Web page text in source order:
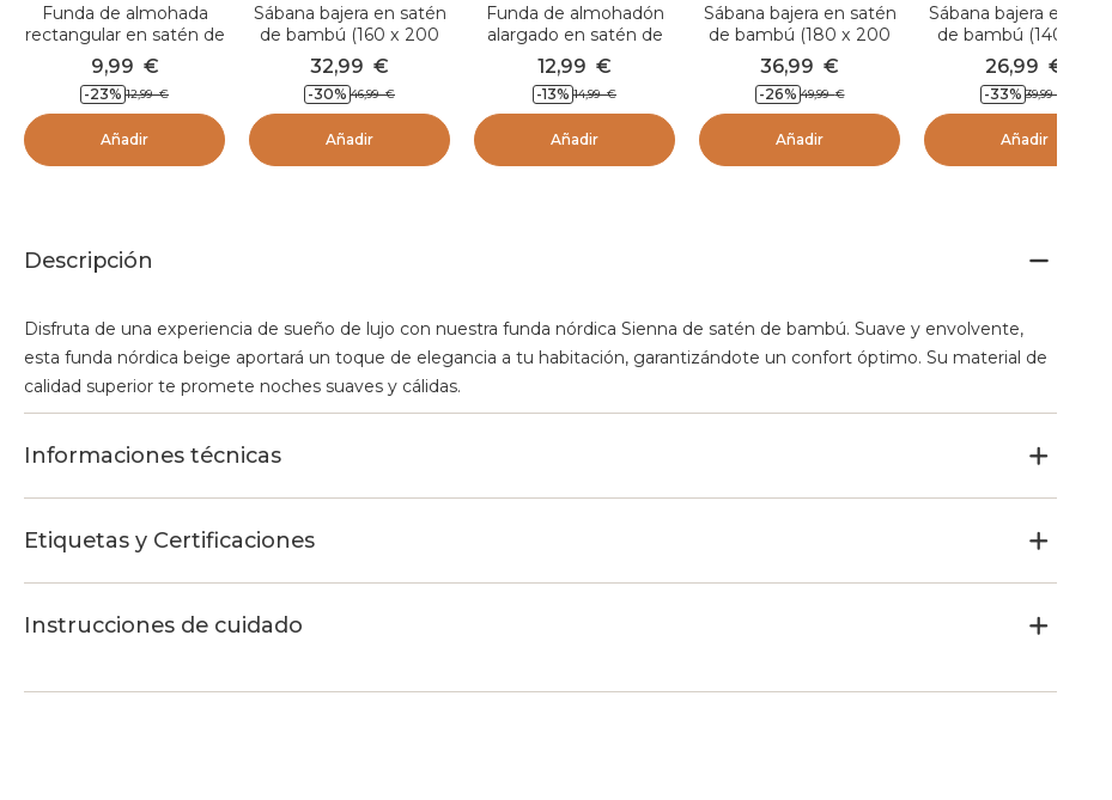
Funda de almohada
rectangular en satén de
bambú (70 cm) Sienna
Beige pampa
9,99 €
-23% 12,99 €
Añadir
Sábana bajera en satén
de bambú (160 x 200
cm) Sienna Beige
pampa
32,99 €
-30% 46,99 €
Añadir
Funda de almohadón
alargado en satén de
bambú (L185 cm)
Sienna Beige pampa
12,99 €
-13% 14,99 €
Añadir
Sábana bajera en satén
de bambú (180 x 200
cm) Sienna Beige
pampa
36,99 €
-26% 49,99 €
Añadir
Sábana bajera en satén
de bambú (140 x 190
cm) Sienna Beige
pampa
26,99 €
-33% 39,99
Añadir
Descripción
Disfruta de una experiencia de sueño de lujo con nuestra funda nórdica Sienna de satén de bambú. Suave y envolvente,
esta funda nórdica beige aportará un toque de elegancia a tu habitación, garantizándote un confort óptimo. Su material de
calidad superior te promete noches suaves y cálidas.
Informaciones técnicas
Etiquetas y Certificaciones
Instrucciones de cuidado